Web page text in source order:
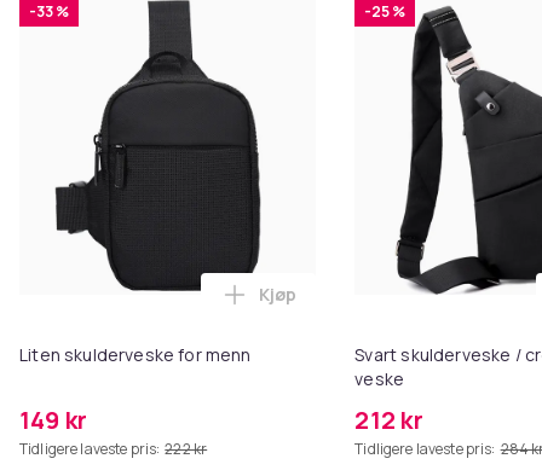
-33 %
Liten skulderveske for menn
149 kr
Tidligere laveste pris: 222 kr
Legg Liten skulderveske for
Kjøp
-25 %
Svart skulderveske /
veske
212 kr
Tidligere laveste pris: 284